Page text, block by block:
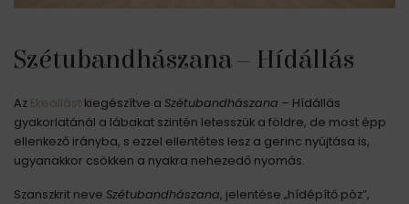
Szétubandhászana – Hídállás
Az Ekeállást kiegészítve a Szétubandhászana – Hídállás
gyakorlatánál a lábakat szintén letesszük a földre, de most épp
ellenkező irányba, s ezzel ellentétes lesz a gerinc nyújtása is,
ugyanakkor csökken a nyakra nehezedő nyomás.
Szanszkrit neve Szétubandhászana, jelentése „hídépítő póz”,